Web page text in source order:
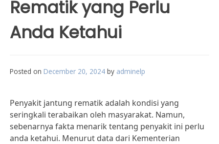
Rematik yang Perlu
Anda Ketahui
Posted on December 20, 2024 by adminelp
Penyakit jantung rematik adalah kondisi yang
seringkali terabaikan oleh masyarakat. Namun,
sebenarnya fakta menarik tentang penyakit ini perlu
anda ketahui. Menurut data dari Kementerian